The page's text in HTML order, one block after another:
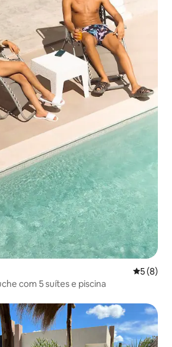
5 de
5 (8)
com 5 suítes e piscina